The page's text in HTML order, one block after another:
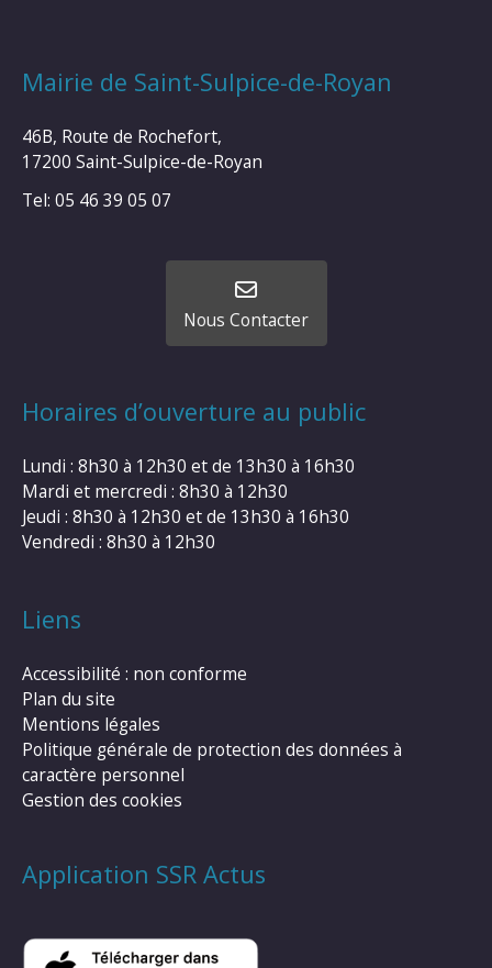
Mairie de Saint-Sulpice-de-Royan
46B, Route de Rochefort,
17200 Saint-Sulpice-de-Royan
Tel: 05 46 39 05 07
Nous Contacter
Horaires d’ouverture au public
Lundi : 8h30 à 12h30 et de 13h30 à 16h30
Mardi et mercredi : 8h30 à 12h30
Jeudi : 8h30 à 12h30 et de 13h30 à 16h30
Vendredi : 8h30 à 12h30
Liens
Accessibilité : non conforme
Plan du site
Mentions légales
Politique générale de protection des données à
caractère personnel
Gestion des cookies
Application SSR Actus